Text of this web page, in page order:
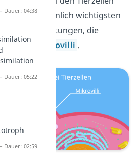
die wahrscheinlich wichtigsten
die
Mikrovilli .
Dauer: 04:38
Dauer: 05:22
Dauer: 02:59